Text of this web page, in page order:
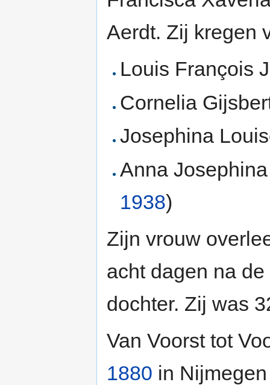
Aerdt. Zij kregen
Louis François
Cornelia
Josephina
Anna
1938)
Zijn vrouw
acht dagen na
dochter. Zij was
Van Voorst tot
1880 in